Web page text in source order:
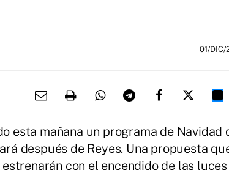
01/DIC/
esta mañana un programa de Navidad
después de Reyes. Una propuesta
con el encendido de las